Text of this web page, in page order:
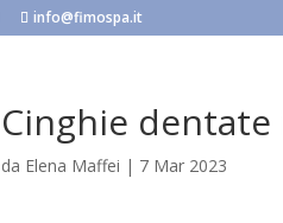
info@fimospa.it
Cinghie
da Elena Maffei | 7 Mar 2023